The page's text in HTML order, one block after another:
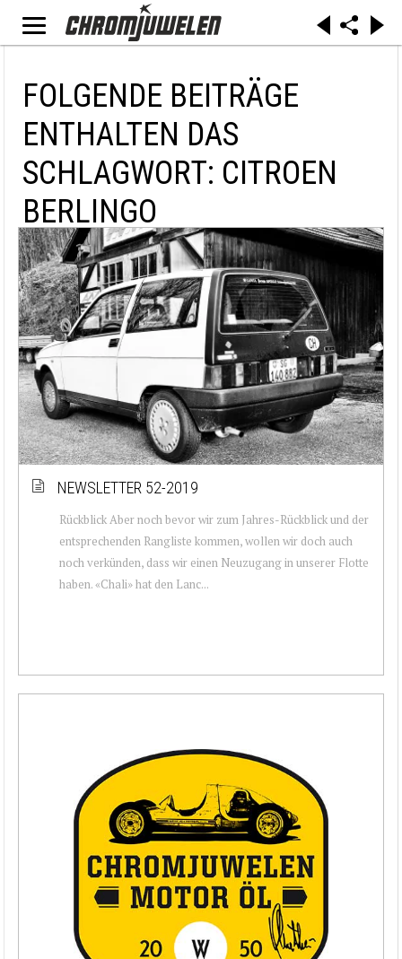
FOLGENDE BEITRÄGE
ENTHALTEN DAS
SCHLAGWORT: CITROEN
BERLINGO
NEWSLETTER 52-2019
Rückblick Aber noch bevor wir zum Jahres-Rückblick und der
entsprechenden Rangliste kommen, wollen wir doch auch
noch verkünden, dass wir einen Neuzugang in unserer Flotte
haben. «Chali» hat den Lanc...